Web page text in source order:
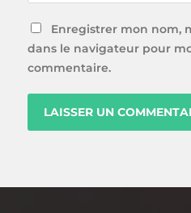
Enregistrer mon nom,
dans le navigateur pour
commentaire.